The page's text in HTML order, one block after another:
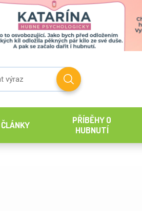
ČLÁNKY
PŘÍBĚHY O
HUBNUTÍ